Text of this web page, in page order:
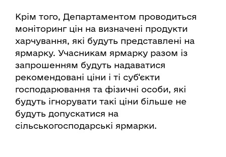
Крім того, Департаментом проводиться
моніторинг цін на визначені продукти
харчування, які будуть представлені на
ярмарку. Учасникам ярмарку разом із
запрошенням будуть надаватися
рекомендовані ціни і ті суб‘єкти
господарювання та фізичні особи, які
будуть ігнорувати такі ціни більше не
будуть допускатися на
сільськогосподарські ярмарки.